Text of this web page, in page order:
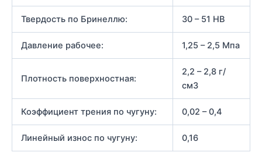
Твердость по Бринеллю: 30 – 51 НВ
Давление рабочее: 1,25 – 2,5 Мпа
Плотность поверхностная:
2,2 – 2,8 г/
см3
Коэффициент трения по чугуну: 0,02 – 0,4
Линейный износ по чугуну: 0,16